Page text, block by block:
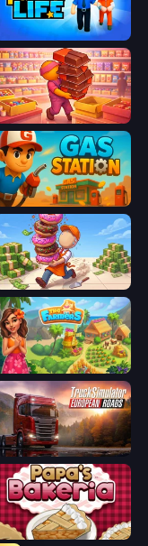
Prison Life
Candy Packing Store
Gas Station
Donut Place
The Farmers
Truck Simulator: European Roads
Papa's Bakeria